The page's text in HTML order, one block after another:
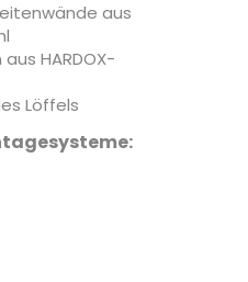
aus
HARDOX-
Löffels